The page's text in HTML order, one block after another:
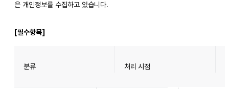
은 개인정보를 수집하고 있습니다.
[필수항목]
분류 처리 시점